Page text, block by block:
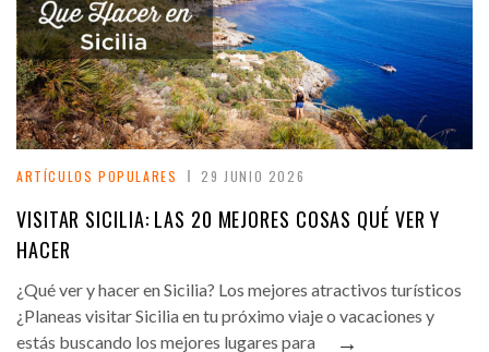
ARTÍCULOS POPULARES 29 JUNIO 2026
VISITAR SICILIA: LAS 20 MEJORES COSAS QUÉ VER Y
HACER
¿Qué ver y hacer en Sicilia? Los mejores atractivos turísticos
¿Planeas visitar Sicilia en tu próximo viaje o vacaciones y
estás buscando los mejores lugares para
→